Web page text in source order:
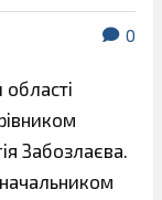
0
Забозлаєва.